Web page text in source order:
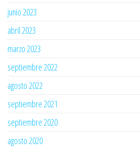
junio 2023
abril 2023
marzo 2023
septiembre 2022
agosto 2022
septiembre 2021
septiembre 2020
agosto 2020